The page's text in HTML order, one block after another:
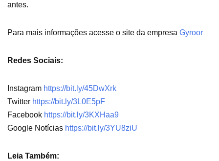
antes.
Para mais informações acesse o site da empresa Gyroor
Redes Sociais:
Instagram https://bit.ly/45DwXrk
Twitter https://bit.ly/3L0E5pF
Facebook https://bit.ly/3KXHaa9
Google Notícias https://bit.ly/3YU8ziU
Leia Também: